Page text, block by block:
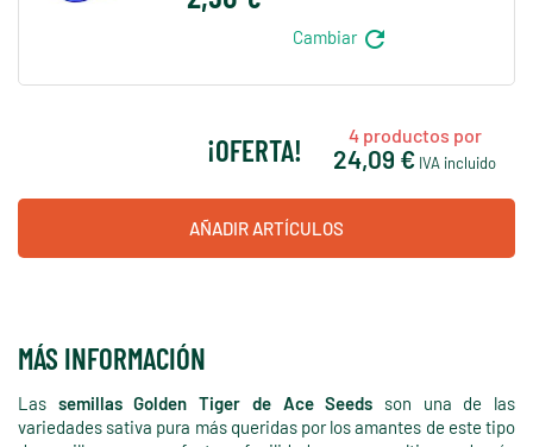
Cambiar refresh
¡OFERTA! 4productos por
24,09 € IVA incluido
AÑADIR ARTÍCULOS
MÁS INFORMACIÓN
Las semillas Golden Tiger de Ace Seeds son una de las
variedades sativa pura más queridas por los amantes de este tipo